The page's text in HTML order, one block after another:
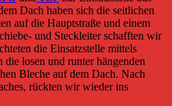
Dach haben sich die seitlichen
auf die Hauptstraße und einem
und Steckleiter schafften wir
die Einsatzstelle mittels
losen und runter hängenden
Bleche auf dem Dach. Nach
rückten wir wieder ins